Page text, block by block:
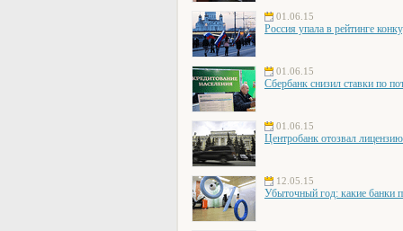
01.06.15
Россия упала в рейтинге
01.06.15
Сбербанк снизил ставки по
01.06.15
Центробанк отозвал
12.05.15
Убыточный год: какие банки